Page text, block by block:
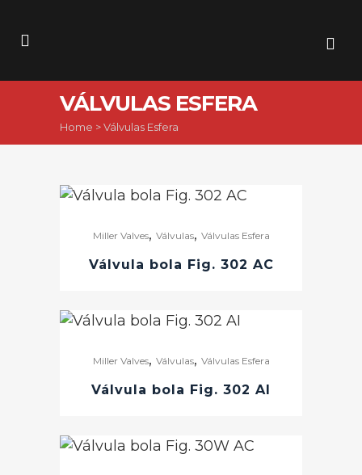
VÁLVULAS ESFERA
Home >Válvulas Esfera
Miller Valves, Válvulas, Válvulas Esfera
Válvula bola Fig. 302 AC
Miller Valves, Válvulas, Válvulas Esfera
Válvula bola Fig. 302 AI